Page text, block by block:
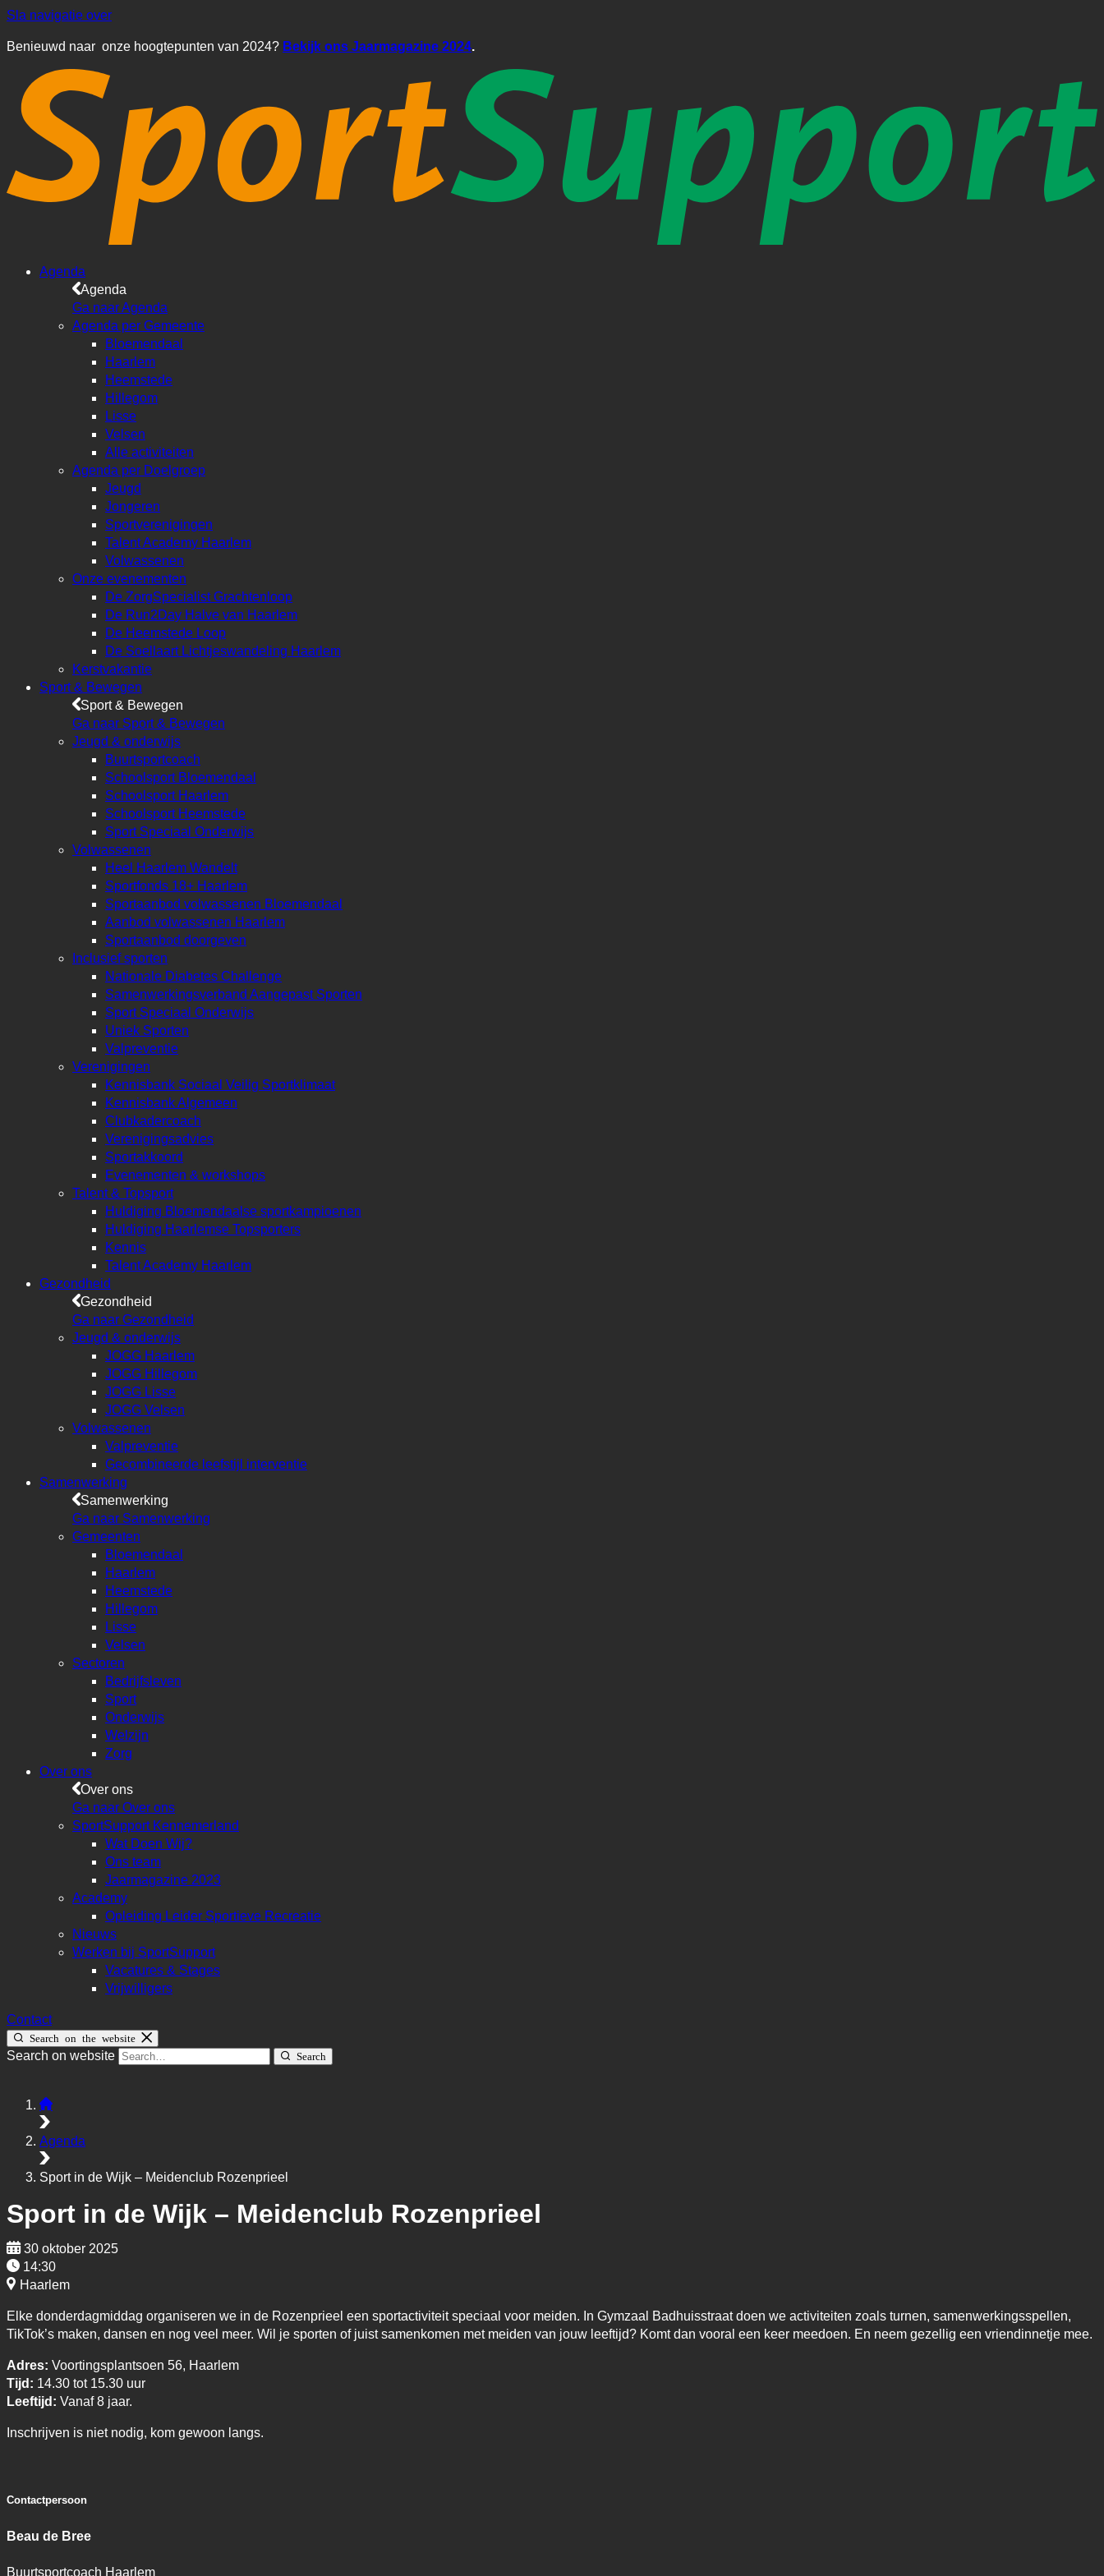
Sla navigatie over
Benieuwd naar onze hoogtepunten van 2024? Bekijk ons Jaarmagazine 2024.
Agenda
Agenda
Ga naar Agenda
Agenda per Gemeente
Bloemendaal
Haarlem
Heemstede
Hillegom
Lisse
Velsen
Alle activiteiten
Agenda per Doelgroep
Jeugd
Jongeren
Sportverenigingen
Talent Academy Haarlem
Volwassenen
Onze evenementen
De ZorgSpecialist Grachtenloop
De Run2Day Halve van Haarlem
De Heemstede Loop
De Soellaart Lichtjeswandeling Haarlem
Kerstvakantie
Sport & Bewegen
Sport & Bewegen
Ga naar Sport & Bewegen
Jeugd & onderwijs
Buurtsportcoach
Schoolsport Bloemendaal
Schoolsport Haarlem
Schoolsport Heemstede
Sport Speciaal Onderwijs
Volwassenen
Heel Haarlem Wandelt
Sportfonds 18+ Haarlem
Sportaanbod volwassenen Bloemendaal
Aanbod volwassenen Haarlem
Sportaanbod doorgeven
Inclusief sporten
Nationale Diabetes Challenge
Samenwerkingsverband Aangepast Sporten
Sport Speciaal Onderwijs
Uniek Sporten
Valpreventie
Verenigingen
Kennisbank Sociaal Veilig Sportklimaat
Kennisbank Algemeen
Clubkadercoach
Verenigingsadvies
Sportakkoord
Evenementen & workshops
Talent & Topsport
Huldiging Bloemendaalse sportkampioenen
Huldiging Haarlemse Topsporters
Kennis
Talent Academy Haarlem
Gezondheid
Gezondheid
Ga naar Gezondheid
Jeugd & onderwijs
JOGG Haarlem
JOGG Hillegom
JOGG Lisse
JOGG Velsen
Volwassenen
Valpreventie
Gecombineerde leefstijl interventie
Samenwerking
Samenwerking
Ga naar Samenwerking
Gemeenten
Bloemendaal
Haarlem
Heemstede
Hillegom
Lisse
Velsen
Sectoren
Bedrijfsleven
Sport
Onderwijs
Welzijn
Zorg
Over ons
Over ons
Ga naar Over ons
SportSupport Kennemerland
Wat Doen Wij?
Ons team
Jaarmagazine 2023
Academy
Opleiding Leider Sportieve Recreatie
Nieuws
Werken bij SportSupport
Vacatures & Stages
Vrijwilligers
Contact
Search on the website
Search on website Search
Agenda
Sport in de Wijk – Meidenclub Rozenprieel
Sport in de Wijk – Meidenclub Rozenprieel
30 oktober 2025
14:30
Haarlem
Elke donderdagmiddag organiseren we in de Rozenprieel een sportactiviteit speciaal voor meiden. In Gymzaal Badhuisstraat doen we activiteiten zoals turnen, samenwerkingsspellen,
TikTok’s maken, dansen en nog veel meer. Wil je sporten of juist samenkomen met meiden van jouw leeftijd? Komt dan vooral een keer meedoen. En neem gezellig een vriendinnetje mee.
Adres: Voortingsplantsoen 56, Haarlem
Tijd: 14.30 tot 15.30 uur
Leeftijd: Vanaf 8 jaar.
Inschrijven is niet nodig, kom gewoon langs.
Contactpersoon
Beau de Bree
Buurtsportcoach Haarlem